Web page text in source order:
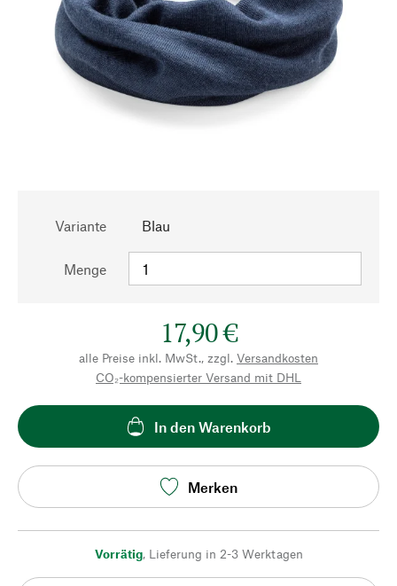
Variante Blau
Menge
17,90 €
alle Preise inkl. MwSt., zzgl. Versandkosten
CO₂-kompensierter Versand mit DHL
In den Warenkorb
Merken
Vorrätig, Lieferung in 2-3 Werktagen